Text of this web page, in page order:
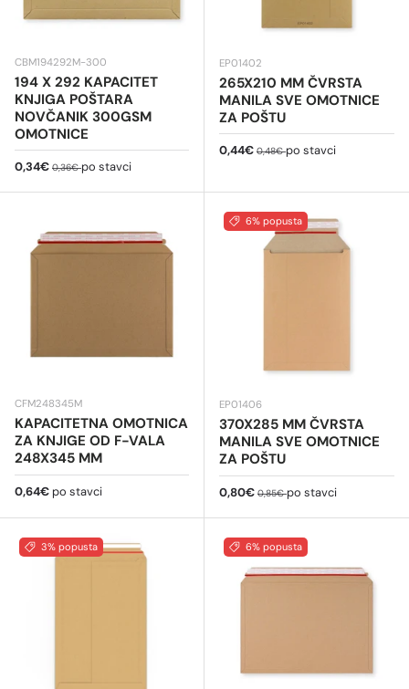
CBM194292M-300
194 X 292 KAPACITET
KNJIGA POŠTARA
NOVČANIK 300GSM
OMOTNICE
Cijena na sniženju
0,34€ Redovna cijena
0,36€po stavci
EP01402
265X210 MM ČVRSTA
MANILA SVE OMOTNICE
ZA POŠTU
Cijena na sniženju
0,44€ Redovna cijena
0,48€po stavci
CFM248345M
KAPACITETNA OMOTNICA
ZA KNJIGE OD F-VALA
248X345 MM
Redovna cijena
0,64€ po stavci
6% popusta
EP01406
370X285 MM ČVRSTA
MANILA SVE OMOTNICE
ZA POŠTU
Cijena na sniženju
0,80€ Redovna cijena
0,85€po stavci
3% popusta 6% popusta